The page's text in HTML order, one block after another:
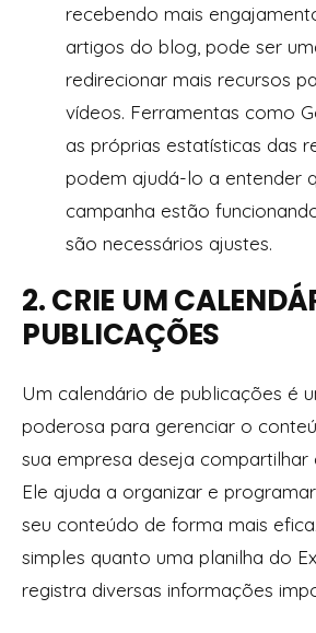
recebendo mais
artigos do blog, pode ser
redirecionar mais recursos
vídeos. Ferramentas como
as próprias estatísticas das
podem ajudá-lo a entender
campanha estão
são necessários ajustes.
2. CRIE UM
PUBLICAÇÕES
Um calendário de publicações é
poderosa para gerenciar o
sua empresa deseja compartilhar
Ele ajuda a organizar e
seu conteúdo de forma mais
simples quanto uma planilha do
registra diversas informações